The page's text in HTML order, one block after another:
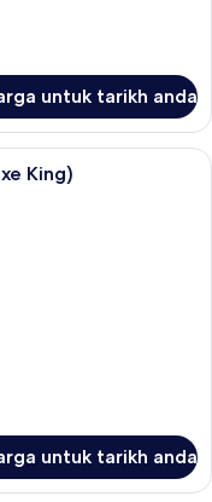
untuk tarikh anda
Non Smoking (Plaza
King)
untuk tarikh anda